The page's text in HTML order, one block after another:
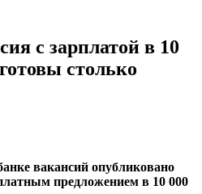
с зарплатой в 10
столько
вакансий опубликовано
предложением в 10 000